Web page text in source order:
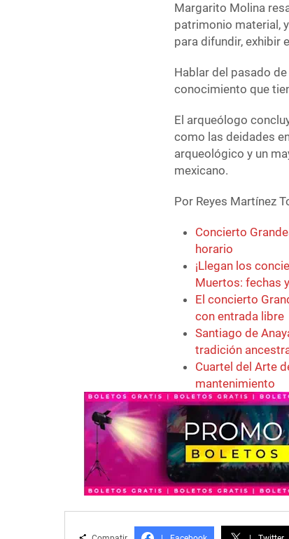
Margarito Molina
patrimonio material,
para difundir, exhibir
Hablar del pasado
conocimiento que
El arqueólogo
como las deidades
arqueológico y un
mexicano.
Por Reyes Martínez
Concierto
horario
¡Llegan los
Muertos: fechas
El concierto
con entrada libre
Santiago de
tradición
Cuartel del Arte
mantenimiento